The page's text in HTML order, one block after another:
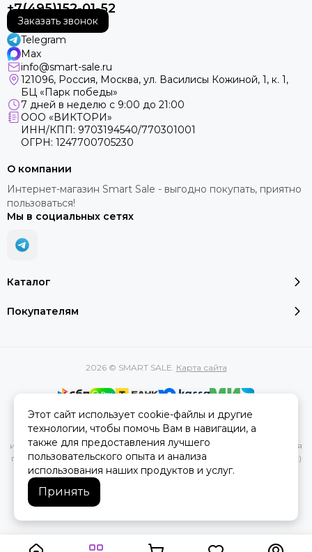
+7(495)152-01-52
Заказать звонок
Telegram
Max
info@smart-sale.ru
121096, Россия, Москва, ул. Василисы Кожиной, 1, к. 1,
БЦ «Парк победы»
7 дней в неделю с 9:00 до 21:00
ООО «ВИКТОРИ»
ИНН/КПП: 9703194540/770301001
ОГРН: 1247700705230
Каталог
Покупателям
О компании
Интернет-магазин Smart Sale - выгодно покупать, приятно
пользоваться!
Мы в социальных сетях
2026 © SMART SALE. Карта сайта
Вся представленная на сайте информация, касающаяся
характеристик, стоимости товаров и услуг, носит
информационный характер и ни при каких условиях не является
публичной офертой, определяемой положениями Статьи 437(2)
Гражданского кодекса РФ.
Этот сайт использует cookie-файлы и другие
технологии, чтобы помочь Вам в навигации, а
также для предоставления лучшего
пользовательского опыта и анализа
использования наших продуктов и услуг.
Принять